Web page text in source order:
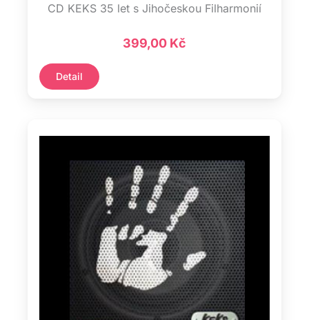
CD KEKS 35 let s Jihočeskou Filharmonií
399,00 Kč
Detail